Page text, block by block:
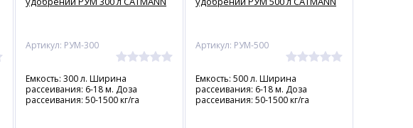
Артикул: РУМ-300
Емкость: 300 л. Ширина
рассеивания: 6-18 м. Доза
рассеивания: 50-1500 кг/га
Артикул: РУМ-500
Емкость: 500 л. Ширина
рассеивания: 6-18 м. Доза
рассеивания: 50-1500 кг/га